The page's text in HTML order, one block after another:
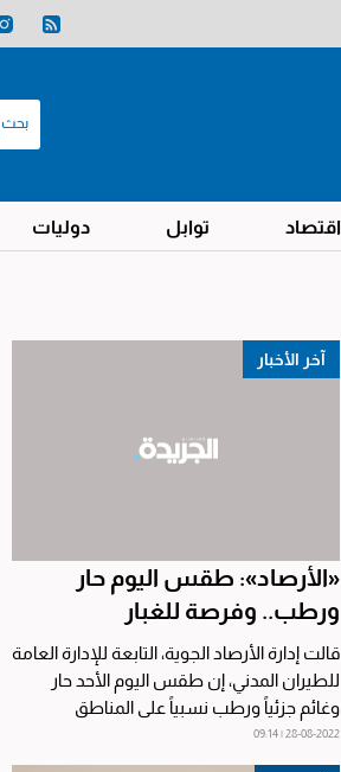
بحث
اقتصاد توابل دوليات
آخر الأخبار
«الأرصاد»: طقس اليوم حار
ورطب.. وفرصة للغبار
قالت إدارة الأرصاد الجوية، التابعة للإدارة العامة
للطيران المدني، إن طقس اليوم الأحد حار
وغائم جزئياً ورطب نسبياً على المناطق
الساحلية،...
28-08-2022 | 09:14